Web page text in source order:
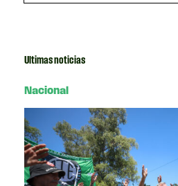
Ultimas noticias
Nacional